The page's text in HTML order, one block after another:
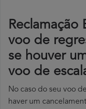
Reclamação
voo de
se houver
voo de
No caso do seu voo
haver um